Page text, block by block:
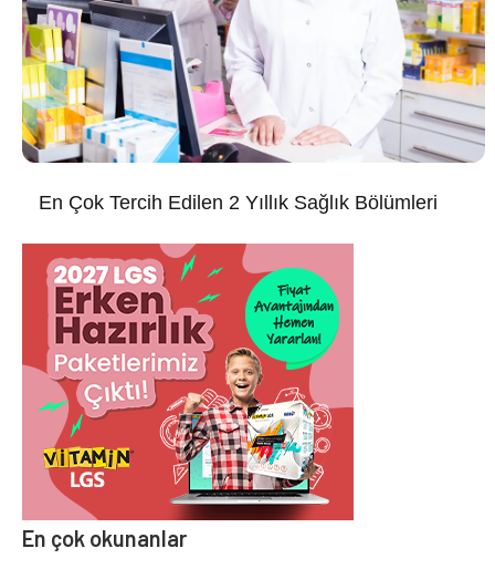
En Çok Tercih Edilen 2 Yıllık Sağlık Bölümleri
En çok okunanlar